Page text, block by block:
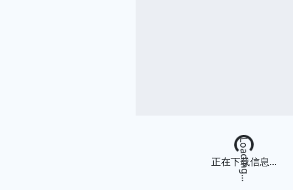
Loading...
正在下载信息...